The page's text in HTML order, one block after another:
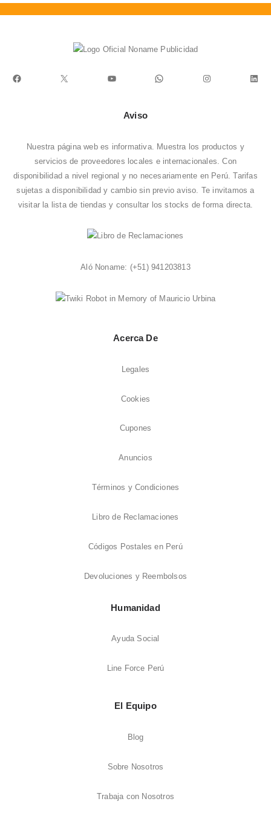
Facebook X YouTube WhatsApp Instagram
Aviso
Nuestra página web es informativa. Muestra los productos y
servicios de proveedores locales e internacionales. Con
disponibilidad a nivel regional y no necesariamente en Perú. Tarifas
sujetas a disponibilidad y cambio sin previo aviso. Te invitamos a
visitar la lista de tiendas y consultar los stocks de forma directa.
Aló Noname: (+51) 941203813
Acerca De
Legales
Cookies
Cupones
Anuncios
Términos y Condiciones
Libro de Reclamaciones
Códigos Postales en Perú
Devoluciones y Reembolsos
Humanidad
Ayuda Social
Line Force Perú
El Equipo
Blog
Sobre Nosotros
Trabaja con Nosotros